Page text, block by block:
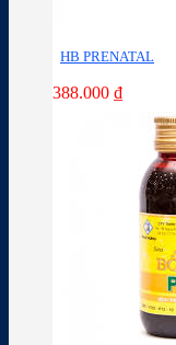
HB PRENATAL
388.000 ₫